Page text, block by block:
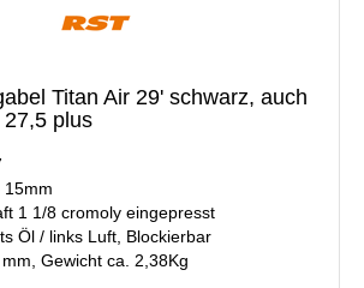
Titan Air 29' schwarz, auch
plus
15mm
1 1/8 cromoly eingepresst
Öl / links Luft, Blockierbar
Gewicht ca. 2,38Kg